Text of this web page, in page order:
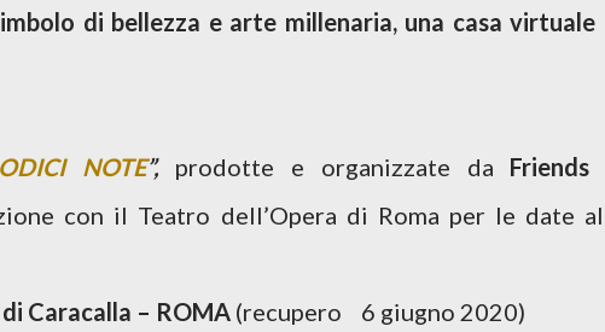
di bellezza e arte millenaria, una casa virtuale
NOTE”, prodotte e organizzate da Friends
con il Teatro dell’Opera di Roma per le date
Caracalla – ROMA (recupero 6 giugno 2020)